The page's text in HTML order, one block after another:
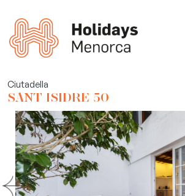
Ciutadella
SANT ISIDRE 50